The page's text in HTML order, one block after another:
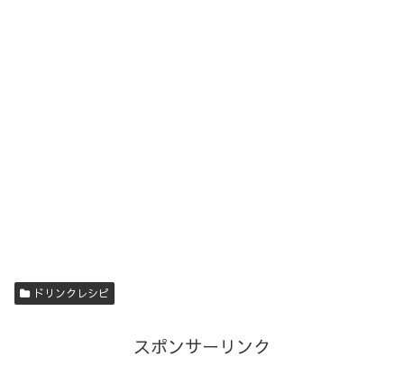
ドリンクレシピ
スポンサーリンク